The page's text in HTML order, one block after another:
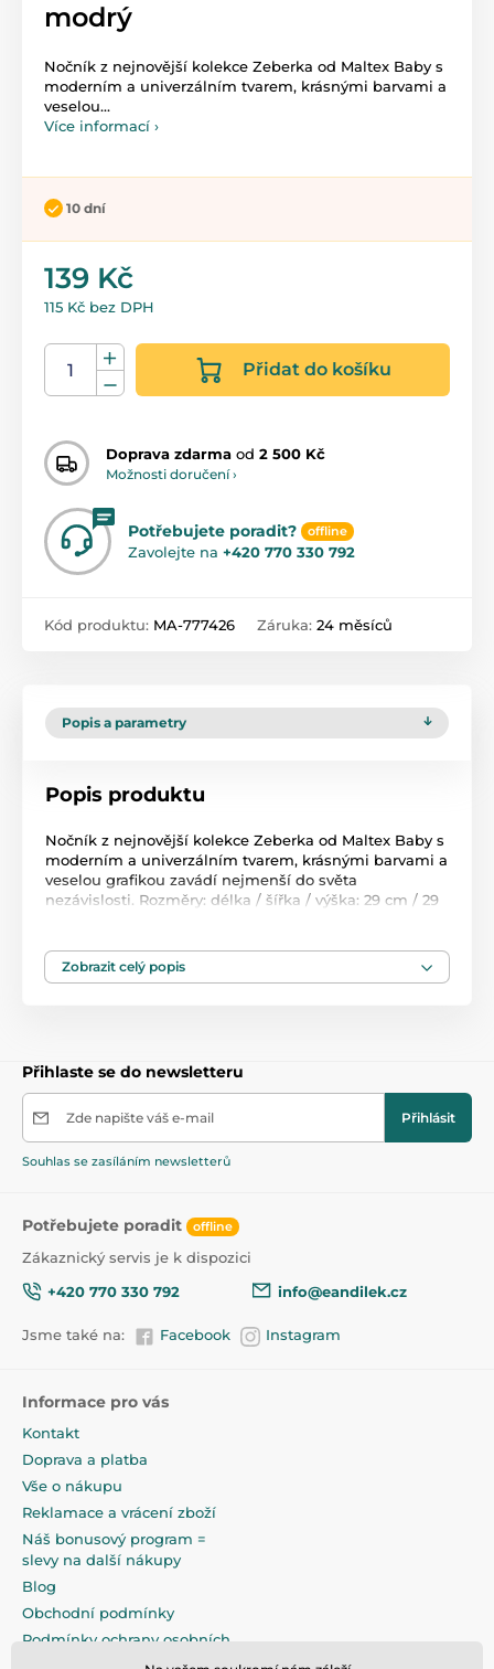
modrý
Nočník z nejnovější kolekce Zeberka od Maltex Baby s
moderním a univerzálním tvarem, krásnými barvami a
veselou...
Více informací ›
10 dní
139 Kč
115 Kč bez DPH
Přidat do košíku
Doprava zdarma od 2 500 Kč
Možnosti doručení ›
Potřebujete poradit? offline
Zavolejte na +420 770 330 792
Kód produktu: MA-777426 Záruka: 24 měsíců
Popis a parametry
Popis produktu
Nočník z nejnovější kolekce Zeberka od Maltex Baby s
moderním a univerzálním tvarem, krásnými barvami a
veselou grafikou zavádí nejmenší do světa
nezávislosti. Rozměry: délka / šířka / výška: 29 cm / 29
Produkt je zařazen v kategoriích
Zobrazit celý popis
Přihlaste se do newsletteru
Zde napište váš e-mail Přihlásit
Souhlas se zasíláním newsletterů
Potřebujete poradit offline
Zákaznický servis je k dispozici
+420 770 330 792
info@eandilek.cz
Jsme také na: Facebook Instagram
Informace pro vás
Kontakt
Doprava a platba
Vše o nákupu
Reklamace a vrácení zboží
Náš bonusový program =
slevy na další nákupy
Blog
Obchodní podmínky
Podmínky ochrany osobních